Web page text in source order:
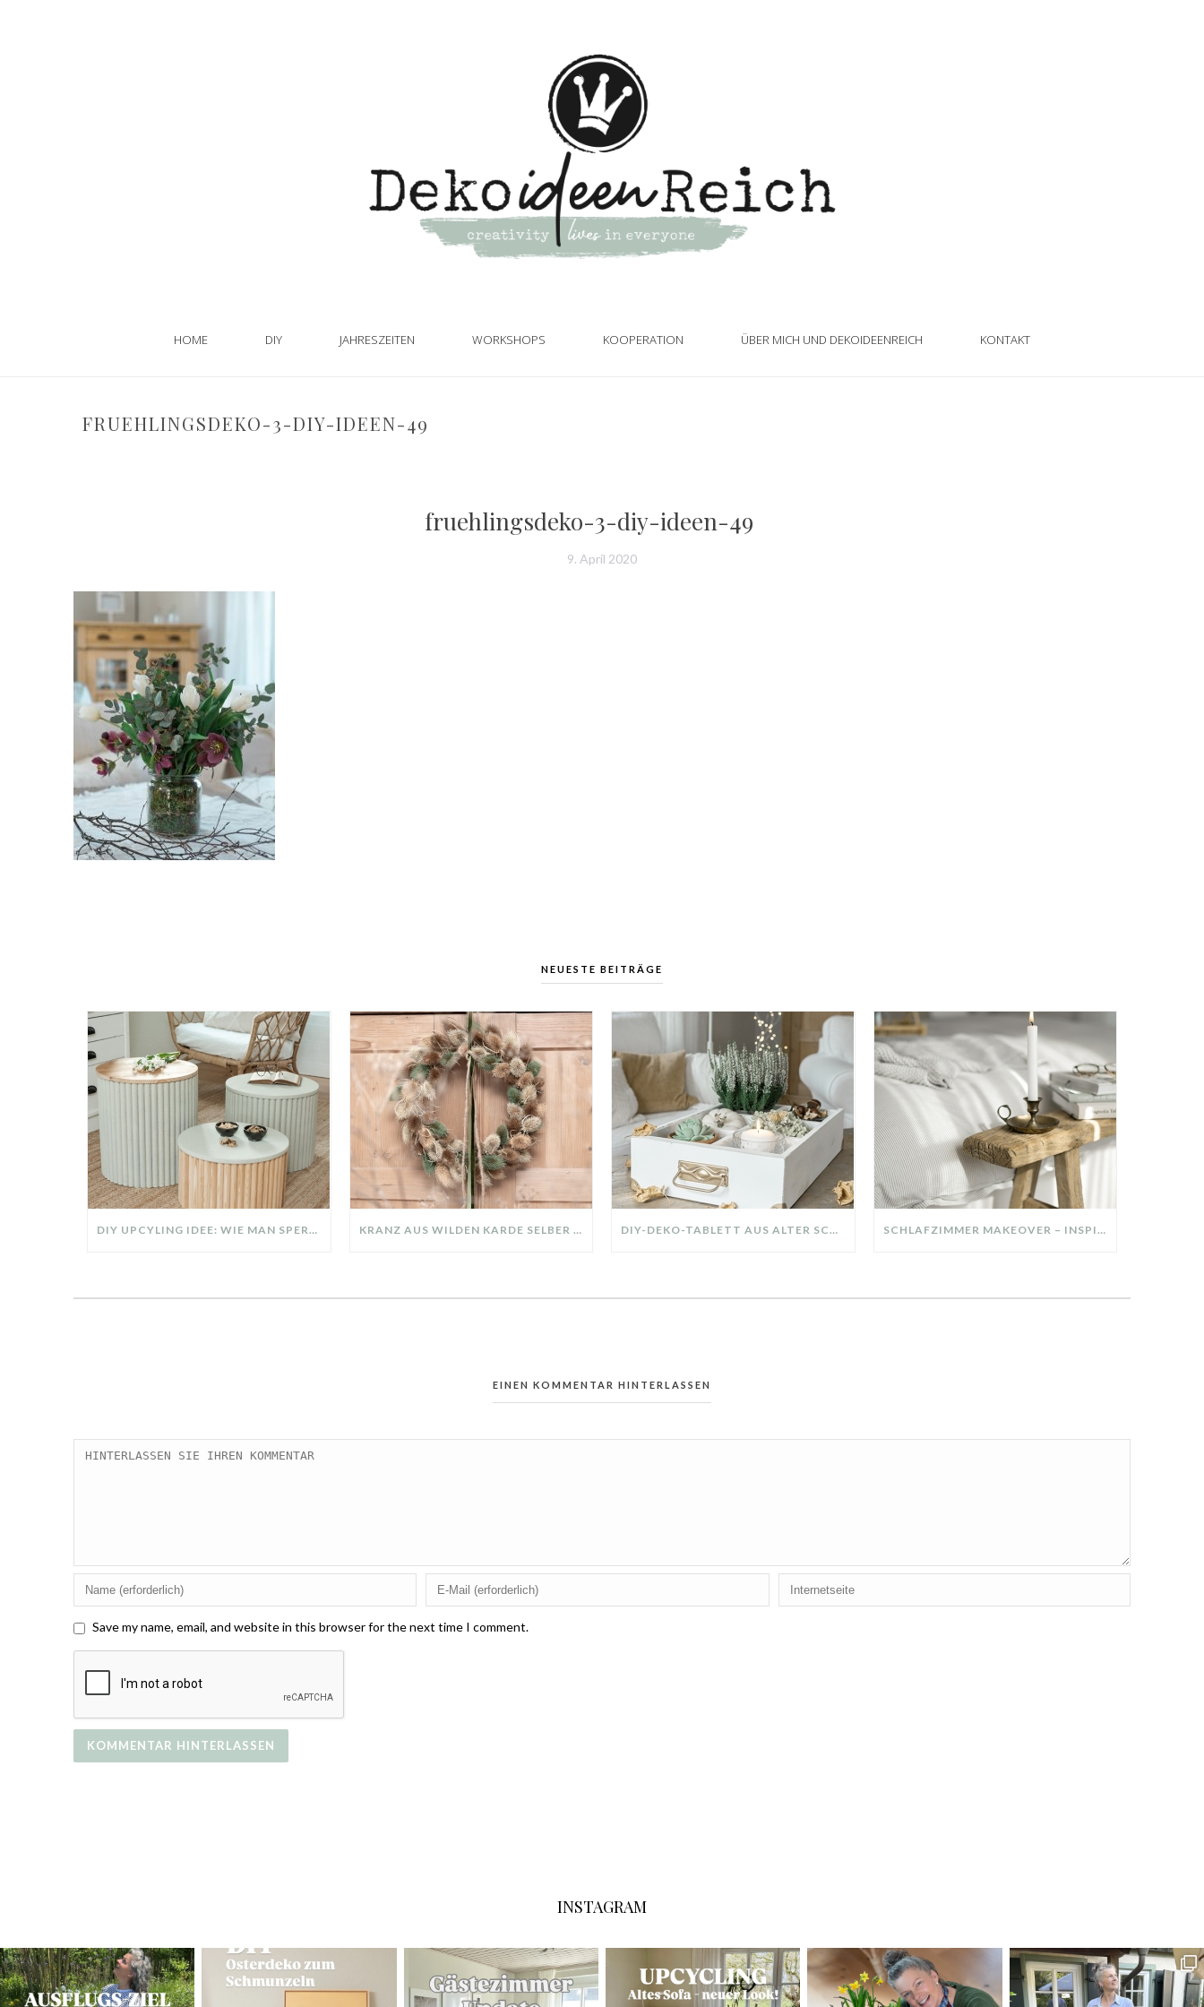
HOME DIY JAHRESZEITEN WORKSHOPS KOOPERATION ÜBER MICH UND DEKOIDEENREICH KONTAKT
FRUEHLINGSDEKO-3-DIY-IDEEN-49
fruehlingsdeko-3-diy-ideen-49
9. April 2020
NEUESTE BEITRÄGE
DIY UPCYLING IDEE: WIE MAN SPERRMÜLL IN EIN DESIGNER TEIL VERWANDELT KRANZ AUS WILDEN KARDE SELBER MACHEN: HERBSTDEKO GANZ EINFACH DIY-DEKO-TABLETT AUS ALTER SCHUBLADE – NACHHALTIGE HERBSTDEKO SELBER MACHEN! SCHLAFZIMMER MAKEOVER – INSPIRATION FÜR DEIN SCHLAFZIMMER: AUS ALT MACH NEU – HELL, GEMÜTLICH UND EINLADEND
EINEN KOMMENTAR HINTERLASSEN
Save my name, email, and website in this browser for the next time I comment.
INSTAGRAM